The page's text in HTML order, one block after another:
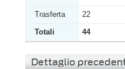
Trasferta
22
Totali
44
Dettaglio